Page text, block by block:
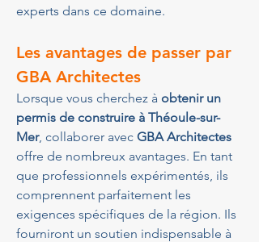
experts dans ce domaine.
Les avantages de passer par
GBA Architectes
Lorsque vous cherchez à obtenir un
permis de construire à Théoule-sur-
Mer, collaborer avec GBA Architectes
offre de nombreux avantages. En tant
que professionnels expérimentés, ils
comprennent parfaitement les
exigences spécifiques de la région. Ils
fourniront un soutien indispensable à